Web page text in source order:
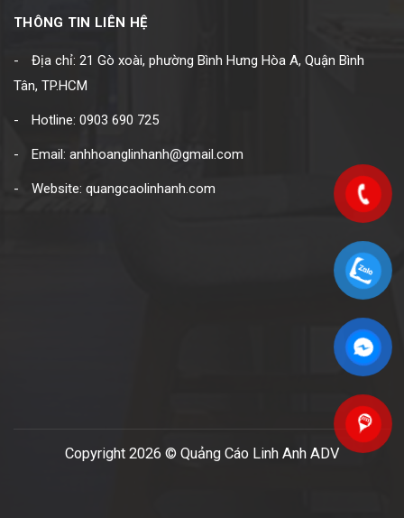
THÔNG TIN LIÊN HỆ
Địa chỉ: 21 Gò xoài, phường Bình Hưng Hòa A, Quận Bình
Tân, TP.HCM
Hotline: 0903 690 725
Email: anhhoanglinhanh@gmail.com
Website: quangcaolinhanh.com
Copyright 2026 © Quảng Cáo Linh Anh ADV